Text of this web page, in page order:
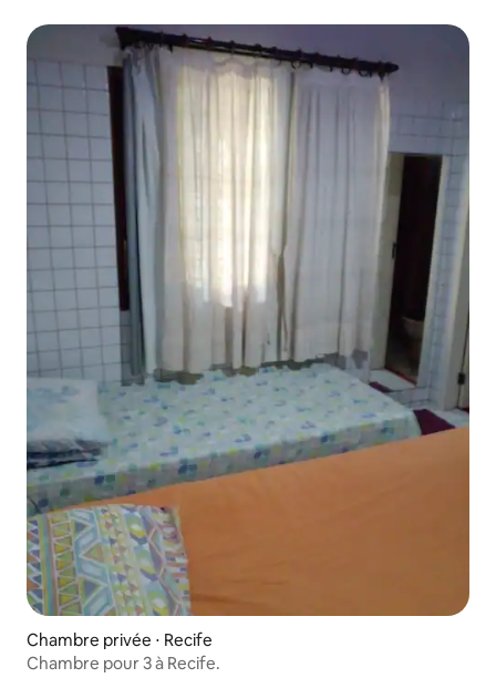
Chambre privée ⋅ Recife
Chambre pour 3 à Recife.